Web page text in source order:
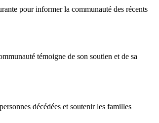
pour informer la communauté des récents
témoigne de son soutien et de sa
décédées et soutenir les familles